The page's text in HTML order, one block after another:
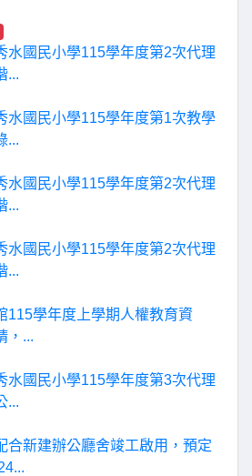
水國民小學115學年度第2次代理
...
水國民小學115學年度第1次教學
...
水國民小學115學年度第2次代理
...
水國民小學115學年度第2次代理
...
115學年度上學期人權教育資
，...
水國民小學115學年度第3次代理
...
合新建辦公廳舍竣工啟用，預定